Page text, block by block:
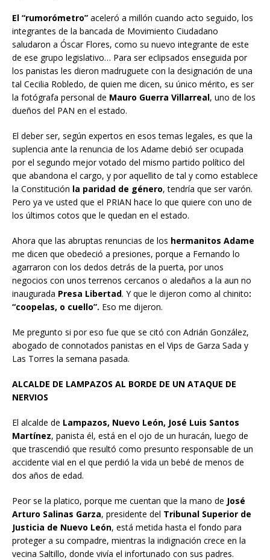
El “rumorómetro” aceleró a millón cuando acto seguido, los
integrantes de la bancada de Movimiento Ciudadano
saludaron a Óscar Flores, como su nuevo integrante de este
de ese grupo legislativo… Para ser eclipsados enseguida por
los panistas les dieron madruguete con la designación de una
tal Cecilia Robledo, de quien me dicen, su único mérito, es ser
la fotógrafa personal de Mauro Guerra Villarreal, uno de los
dueños del PAN en el estado.
El deber ser, según expertos en esos temas legales, es que la
suplencia ante la renuncia de los Adame debió ser ocupada
por el segundo mejor votado del mismo partido político del
que abandona el cargo, y por aquellito de tal y como establece
la Constitución la paridad de género, tendría que ser varón.
Pero ya ve usted que el PRIAN hace lo que quiere con uno de
los últimos cotos que le quedan en el estado.
Ahora que las abruptas renuncias de los hermanitos Adame
me dicen que obedeció a presiones, porque a Fernando lo
agarraron con los dedos detrás de la puerta, por unos
negocios con unos terrenos cercanos o aledaños a la aun no
inaugurada Presa Libertad. Y que le dijeron como al chinito:
“coopelas, o cuello”. Eso me dijeron.
Me pregunto si por eso fue que se citó con Adrián González,
abogado de connotados panistas en el Vips de Garza Sada y
Las Torres la semana pasada.
ALCALDE DE LAMPAZOS AL BORDE DE UN ATAQUE DE
NERVIOS
El alcalde de Lampazos, Nuevo León, José Luis Santos
Martínez, panista él, está en el ojo de un huracán, luego de
que trascendió que resultó como presunto responsable de un
accidente vial en el que perdió la vida un bebé de menos de
dos años de edad.
Peor se la platico, porque me cuentan que la mano de José
Arturo Salinas Garza, presidente del Tribunal Superior de
Justicia de Nuevo León, está metida hasta el fondo para
proteger a su compadre, mientras la indignación crece en la
vecina Saltillo, donde vivía el infortunado con sus padres.